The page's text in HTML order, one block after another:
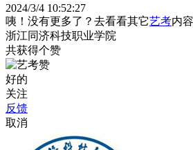
2024/3/4 10:52:27
咦！没有更多了？去看看其它艺考内
浙江同济科技职业学院
共获得个赞
好的
关注
反馈
取消